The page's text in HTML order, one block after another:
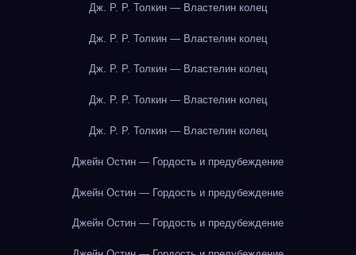
Дж. Р. Р. Толкин — Властелин колец
Дж. Р. Р. Толкин — Властелин колец
Дж. Р. Р. Толкин — Властелин колец
Дж. Р. Р. Толкин — Властелин колец
Дж. Р. Р. Толкин — Властелин колец
Джейн Остин — Гордость и предубеждение
Джейн Остин — Гордость и предубеждение
Джейн Остин — Гордость и предубеждение